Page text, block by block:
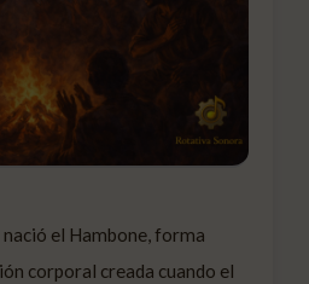
el Hambone, forma
corporal creada cuando el